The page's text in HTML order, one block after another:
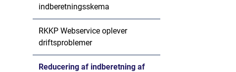
indberetningsskema
RKKP Webservice oplever
driftsproblemer
Reducering af indberetning af